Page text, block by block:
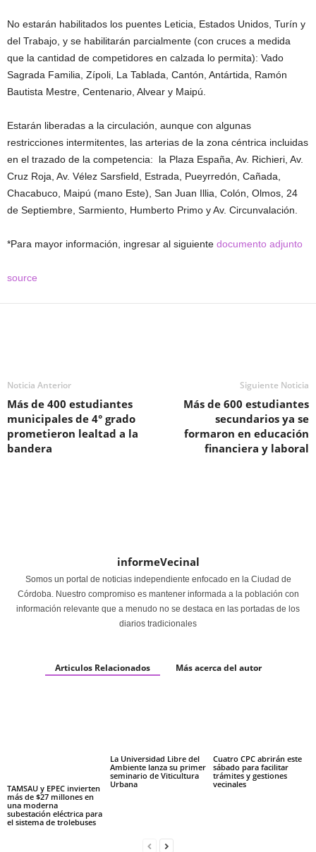
No estarán habilitados los puentes Leticia, Estados Unidos, Turín y
del Trabajo, y se habilitarán parcialmente (con cruces a medida
que la cantidad de competidores en calzada lo permita): Vado
Sagrada Familia, Zípoli, La Tablada, Cantón, Antártida, Ramón
Bautista Mestre, Centenario, Alvear y Maipú.
Estarán liberadas a la circulación, aunque con algunas
restricciones intermitentes, las arterias de la zona céntrica incluidas
en el trazado de la competencia: la Plaza España, Av. Richieri, Av.
Cruz Roja, Av. Vélez Sarsfield, Estrada, Pueyrredón, Cañada,
Chacabuco, Maipú (mano Este), San Juan Illia, Colón, Olmos, 24
de Septiembre, Sarmiento, Humberto Primo y Av. Circunvalación.
*Para mayor información, ingresar al siguiente documento adjunto
source
Noticia Anterior
Más de 400 estudiantes
municipales de 4° grado
prometieron lealtad a la
bandera
Siguiente Noticia
Más de 600 estudiantes
secundarios ya se
formaron en educación
financiera y laboral
informeVecinal
Somos un portal de noticias independiente enfocado en la Ciudad de
Córdoba. Nuestro compromiso es mantener informada a la población con
información relevante que a menudo no se destaca en las portadas de los
diarios tradicionales
Articulos Relacionados Más acerca del autor
TAMSAU y EPEC invierten
más de $27 millones en
una moderna
subestación eléctrica para
el sistema de trolebuses
La Universidad Libre del
Ambiente lanza su primer
seminario de Viticultura
Urbana
Cuatro CPC abrirán este
sábado para facilitar
trámites y gestiones
vecinales